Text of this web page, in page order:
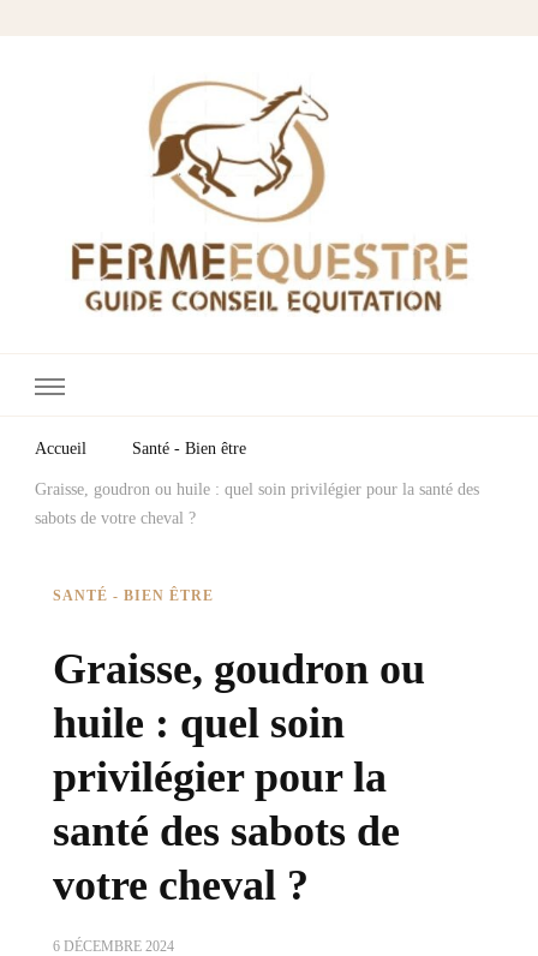
Accueil Santé - Bien être
Graisse, goudron ou huile : quel soin privilégier pour la santé des
sabots de votre cheval ?
SANTÉ - BIEN ÊTRE
Graisse, goudron ou
huile : quel soin
privilégier pour la
santé des sabots de
votre cheval ?
6 DÉCEMBRE 2024